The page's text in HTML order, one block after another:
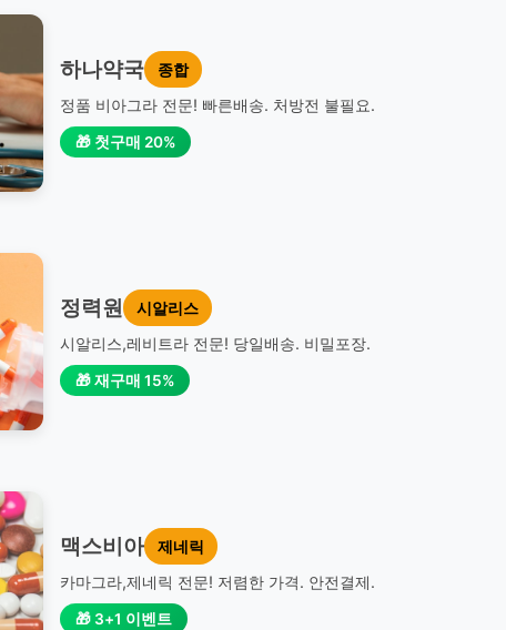
하나약국
종합
정품 비아그라 전문! 빠른배송. 처방전 불필요.
🎁 첫구매 20%
정력원
시알리스
시알리스,레비트라 전문! 당일배송. 비밀포장.
🎁 재구매 15%
맥스비아
제네릭
카마그라,제네릭 전문! 저렴한 가격. 안전결제.
🎁 3+1 이벤트